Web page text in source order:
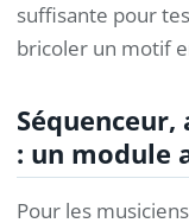
suffisante pour
bricoler un motif
: un module
Pour les